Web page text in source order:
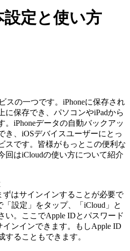
定と使い方
スの一つです。iPhoneに保存され
に保存でき、パソコンやiPadから
。iPhoneデータの自動バックアッ
き、iOSデバイスユーザーにとっ
スです。皆様がもっとこの便利な
回はiCloudの使い方について紹介
ずはサインインすることが必要で
「設定」をタップ、「iCloud」と
い。ここでApple IDとパスワード
インインできます。もしApple ID
することもできます。